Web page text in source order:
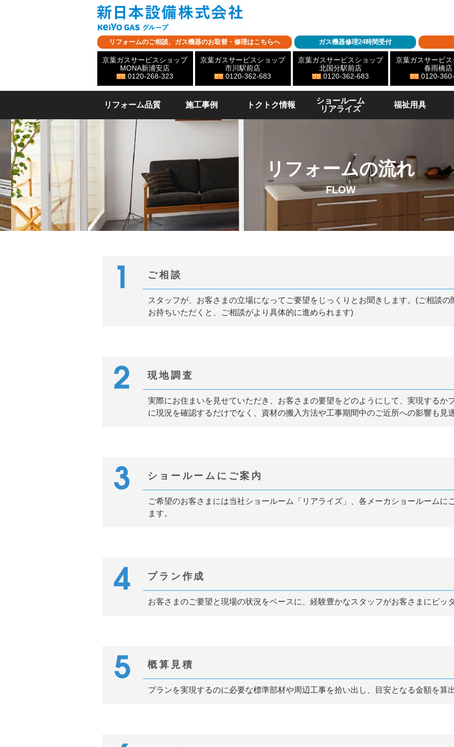
リフォームのご相談、ガス機器のお取替・修理はこちらへ ガス機器修理24時間受付
京葉ガスサービスショップ
MONA新浦安店
0120-268-323
京葉ガスサービスショップ
市川駅前店
0120-362-683
京葉ガスサービスショップ
北国分駅前店
0120-362-683
京葉ガスサービ
春雨橋店
0120-
リフォーム品質 施工事例 トクトク情報
ショールーム
リアライズ
福祉用具
リフォームの流れ
FLOW
ご相談
スタッフが、お客さまの立場になってご要望をじっくりとお聞きします。(ご相談
お持ちいただくと、ご相談がより具体的に進められます)
現地調査
実際にお住まいを見せていただき、お客さまの要望をどのようにして、実現するか
に現況を確認するだけでなく、資材の搬入方法や工事期間中のご近所への影響も見
ショールームにご案内
ご希望のお客さまには当社ショールーム「リアライズ」、各メーカショールームに
ます。
プラン作成
お客さまのご要望と現場の状況をベースに、経験豊かなスタッフがお客さまにピッ
概算見積
プランを実現するのに必要な標準部材や周辺工事を拾い出し、目安となる金額を算